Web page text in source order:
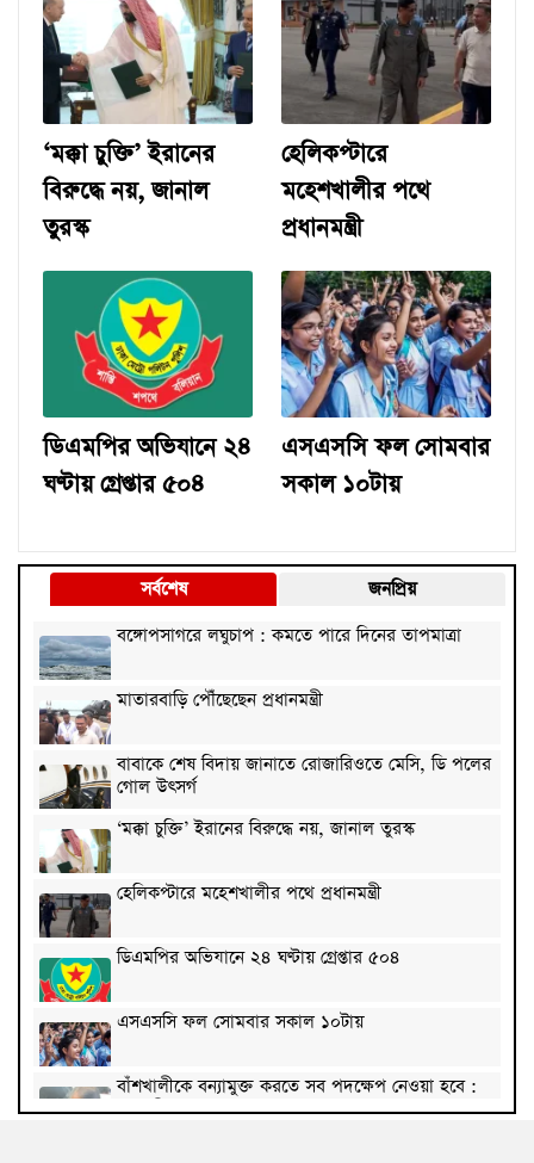
‘মক্কা চুক্তি’ ইরানের
বিরুদ্ধে নয়, জানাল
তুরস্ক
হেলিকপ্টারে
মহেশখালীর পথে
প্রধানমন্ত্রী
ডিএমপির অভিযানে ২৪
ঘণ্টায় গ্রেপ্তার ৫০৪
এসএসসি ফল সোমবার
সকাল ১০টায়
সর্বশেষ
জনপ্রিয়
বঙ্গোপসাগরে লঘুচাপ : কমতে পারে দিনের তাপমাত্রা
মাতারবাড়ি পৌঁছেছেন প্রধানমন্ত্রী
বাবাকে শেষ বিদায় জানাতে রোজারিওতে মেসি, ডি পলের
গোল উৎসর্গ
‘মক্কা চুক্তি’ ইরানের বিরুদ্ধে নয়, জানাল তুরস্ক
হেলিকপ্টারে মহেশখালীর পথে প্রধানমন্ত্রী
ডিএমপির অভিযানে ২৪ ঘণ্টায় গ্রেপ্তার ৫০৪
এসএসসি ফল সোমবার সকাল ১০টায়
বাঁশখালীকে বন্যামুক্ত করতে সব পদক্ষেপ নেওয়া হবে :
ত্রাণমন্ত্রী